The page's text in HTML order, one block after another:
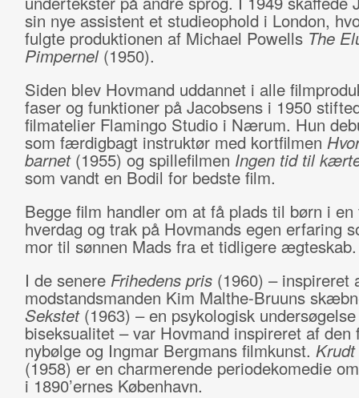
sin nye assistent et studieophold i London,
fulgte produktionen af Michael Powells The
Pimpernel(1950).
Siden blev Hovmand uddannet i alle
faser og funktioner på Jacobsens i 1950
filmatelier Flamingo Studio i Nærum. Hun
som færdigbagt instruktør med kortfilmen
barnet (1955) og spillefilmen Ingen tid til
som vandt en Bodil for bedste film.
Begge film handler om at få plads til børn i en
hverdag og trak på Hovmands egen erfaring
mor til sønnen Mads fra et tidligere ægteskab.
I de senere Frihedens pris (1960) – inspireret
modstandsmanden Kim Malthe-Bruuns
Sekstet (1963) – en psykologisk
biseksualitet – var Hovmand inspireret af den
nybølge og Ingmar Bergmans filmkunst.
(1958) er en charmerende periodekomedie
i 1890’ernes København.